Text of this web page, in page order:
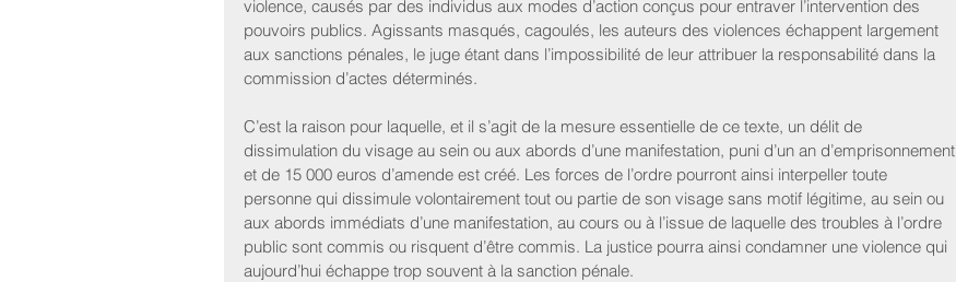
violence, causés par des individus aux modes d’action conçus pour entraver l’intervention des
pouvoirs publics. Agissants masqués, cagoulés, les auteurs des violences échappent largement
aux sanctions pénales, le juge étant dans l’impossibilité de leur attribuer la responsabilité dans la
commission d’actes déterminés.
C’est la raison pour laquelle, et il s’agit de la mesure essentielle de ce texte, un délit de
dissimulation du visage au sein ou aux abords d’une manifestation, puni d’un an d’emprisonnement
et de 15 000 euros d’amende est créé. Les forces de l’ordre pourront ainsi interpeller toute
personne qui dissimule volontairement tout ou partie de son visage sans motif légitime, au sein ou
aux abords immédiats d’une manifestation, au cours ou à l’issue de laquelle des troubles à l’ordre
public sont commis ou risquent d’être commis. La justice pourra ainsi condamner une violence qui
aujourd’hui échappe trop souvent à la sanction pénale.